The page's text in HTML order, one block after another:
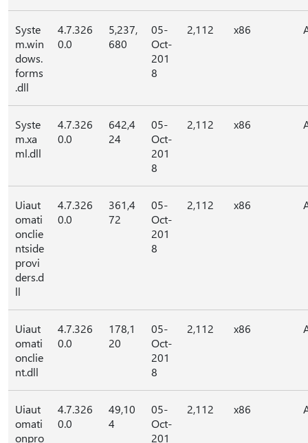
Syste
m.win
dows.
forms
.dll
4.7.326
0.0
5,237,
680
05-
Oct-
201
8
2,112 x86
Syste
m.xa
ml.dll
4.7.326
0.0
642,4
24
05-
Oct-
201
8
2,112 x86
Uiaut
omati
onclie
ntside
provi
ders.d
ll
4.7.326
0.0
361,4
72
05-
Oct-
201
8
2,112 x86
Uiaut
omati
onclie
nt.dll
4.7.326
0.0
178,1
20
05-
Oct-
201
8
2,112 x86
Uiaut
omati
onpro
4.7.326
0.0
49,10
4
05-
Oct-
201
2,112 x86